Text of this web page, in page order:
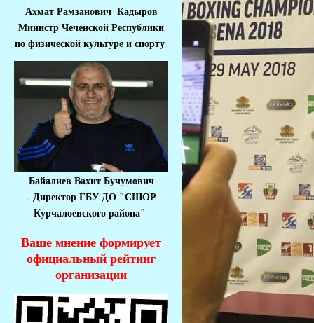
Ахмат Рамзанович Кадыров
Министр Чеченской Республики
по физической культуре и спорту
Байалиев Вахит Бучумович
- Директор ГБУ ДО "СШОР
Курчалоевского района"
Ваше мнение формирует
официальный рейтинг
организации